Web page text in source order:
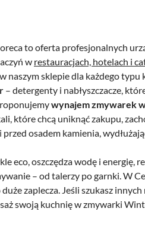
to oferta profesjonalnych
w restauracjach, hotelach i
naszym sklepie dla każdego typu
– detergenty i nabłyszczacze,
wynajem zmywarek
które chcą uniknąć zakupu,
osadem kamienia,
eco, oszczędza wodę i energię,
– od talerzy po garnki. W
zaplecza. Jeśli szukasz
swoją kuchnię w zmywarki